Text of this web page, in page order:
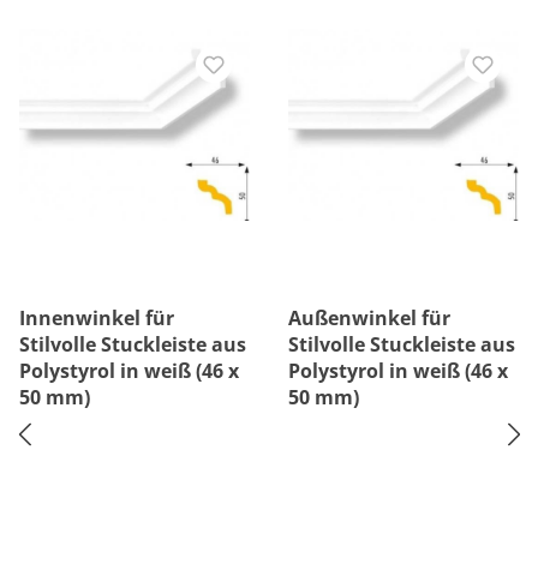
Innenwinkel für
Stilvolle Stuckleiste aus
Polystyrol in weiß (46 x
50 mm)
Außenwinkel für
Stilvolle Stuckleiste aus
Polystyrol in weiß (46 x
50 mm)